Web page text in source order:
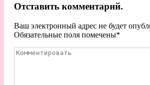
Отставить комментарий.
Ваш электронный адрес не будет
Обязательные поля помечены*